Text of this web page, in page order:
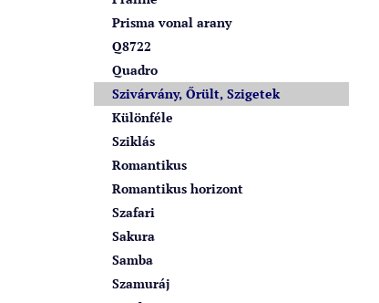
Prisma vonal arany
Q8722
Quadro
Szivárvány, Őrült, Szigetek
Különféle
Sziklás
Romantikus
Romantikus horizont
Szafari
Sakura
Samba
Szamuráj